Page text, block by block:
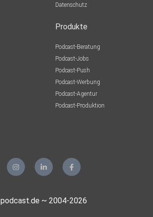
Datenschutz
Produkte
Podcast-Beratung
Podcast-Jobs
Podcast-Push
Podcast-Werbung
Podcast-Agentur
Podcast-Produktion
podcast.de ~ 2004-2026